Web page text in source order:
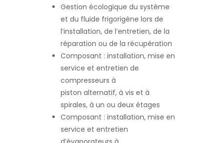
Gestion écologique du système
et du fluide frigorigène lors de
l’installation, de l’entretien, de la
réparation ou de la récupération
Composant : installation, mise en
service et entretien de
compresseurs à
piston alternatif, à vis et à
spirales, à un ou deux étages
Composant : installation, mise en
service et entretien